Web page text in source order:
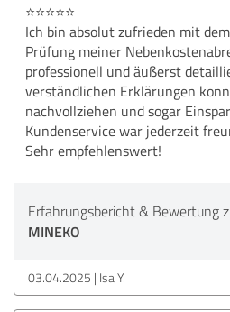
⭐⭐⭐⭐⭐
Ich bin absolut zufrieden mit
Prüfung meiner
professionell und äußerst
verständlichen Erklärungen
nachvollziehen und sogar
Kundenservice war jederzeit
Sehr empfehlenswert!
Erfahrungsbericht & Bewertung
MINEKO
03.04.2025 Isa Y.